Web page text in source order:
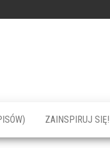
ZAINSPIRUJ SIĘ!